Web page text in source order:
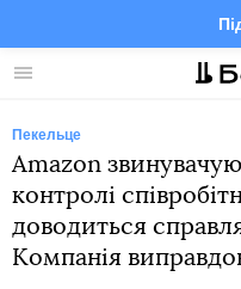
Меню
Пекельце
Amazon
контролі
доводиться
Компанія